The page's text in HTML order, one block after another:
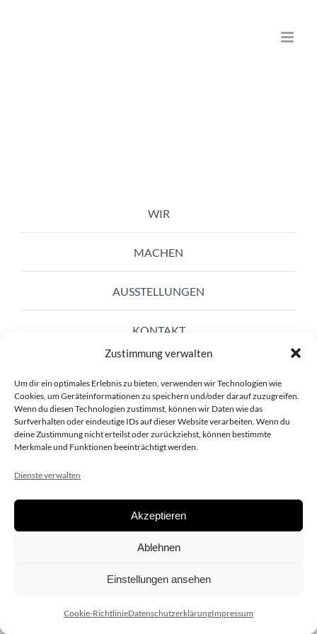
Zustimmung verwalten
Um dir ein optimales Erlebnis zu bieten, verwenden wir Technologien wie
Cookies, um Geräteinformationen zu speichern und/oder darauf zuzugreifen.
Wenn du diesen Technologien zustimmst, können wir Daten wie das
Surfverhalten oder eindeutige IDs auf dieser Website verarbeiten. Wenn du
deine Zustimmung nicht erteilst oder zurückziehst, können bestimmte
Merkmale und Funktionen beeinträchtigt werden.
Dienste verwalten
Akzeptieren
Ablehnen
Einstellungen ansehen
Cookie-RichtlinieDatenschutzerklärungImpressum
WIR
MACHEN
AUSSTELLUNGEN
KONTAKT
Copyright 2020 dieSCHAUsteller.at |Datenschützerklärung|
| Design:www.ARGEntur.at